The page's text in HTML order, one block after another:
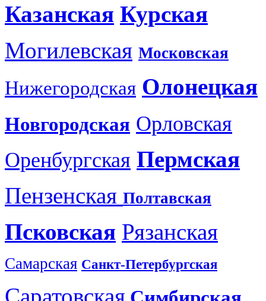
Казанская Курская
Могилевская Московская
Нижегородская Олонецкая
Новгородская Орловская
Оренбургская Пермская
Пензенская Полтавская
Псковская Рязанская
Самарская Санкт-Петербургская
Саратовская